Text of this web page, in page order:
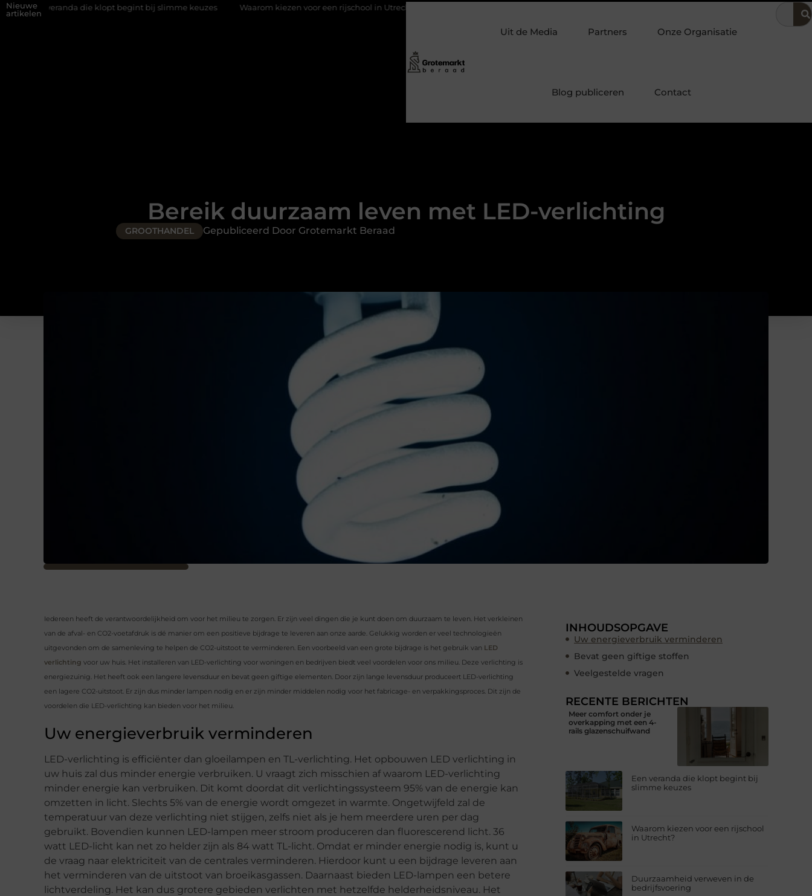
Nieuwe
artikelen
die klopt begint bij slimme keuzes Waarom kiezen voor een rijschool in Utrecht? Duurzaamheid verweven in de bedrijfsvoering
Uit de Media Partners Onze Organisatie
Blog publiceren Contact
Bereik duurzaam leven met LED-verlichting
GROOTHANDEL Gepubliceerd Door Grotemarkt Beraad
Iedereen heeft de verantwoordelijkheid om voor het milieu te zorgen. Er zijn veel dingen die je kunt doen om duurzaam te leven. Het verkleinen
van de afval- en CO2-voetafdruk is dé manier om een ​​positieve bijdrage te leveren aan onze aarde. Gelukkig worden er veel technologieën
uitgevonden om de samenleving te helpen de CO2-uitstoot te verminderen. Een voorbeeld van een grote bijdrage is het gebruik van LED
verlichting voor uw huis. Het installeren van LED-verlichting voor woningen en bedrijven biedt veel voordelen voor ons milieu. Deze verlichting is
energiezuinig. Het heeft ook een langere levensduur en bevat geen giftige elementen. Door zijn lange levensduur produceert LED-verlichting
een lagere CO2-uitstoot. Er zijn dus minder lampen nodig en er zijn minder middelen nodig voor het fabricage- en verpakkingsproces. Dit zijn de
voordelen die LED-verlichting kan bieden voor het milieu.
Uw energieverbruik verminderen
LED-verlichting is efficiënter dan gloeilampen en TL-verlichting. Het opbouwen LED verlichting in
uw huis zal dus minder energie verbruiken. U vraagt ​​zich misschien af ​​waarom LED-verlichting
minder energie kan verbruiken. Dit komt doordat dit verlichtingssysteem 95% van de energie kan
omzetten in licht. Slechts 5% van de energie wordt omgezet in warmte. Ongetwijfeld zal de
temperatuur van deze verlichting niet stijgen, zelfs niet als je hem meerdere uren per dag
gebruikt. Bovendien kunnen LED-lampen meer stroom produceren dan fluorescerend licht. 36
watt LED-licht kan net zo helder zijn als 84 watt TL-licht. Omdat er minder energie nodig is, kunt u
de vraag naar elektriciteit van de centrales verminderen. Hierdoor kunt u een bijdrage leveren aan
het verminderen van de uitstoot van broeikasgassen. Daarnaast bieden LED-lampen een betere
lichtverdeling. Het kan dus grotere gebieden verlichten met hetzelfde helderheidsniveau. Het
INHOUDSOPGAVE
Uw energieverbruik verminderen
Bevat geen giftige stoffen
Veelgestelde vragen
RECENTE BERICHTEN
Meer comfort onder je
overkapping met een 4-
rails glazenschuifwand
Een veranda die klopt begint bij
slimme keuzes
Waarom kiezen voor een rijschool
in Utrecht?
Duurzaamheid verweven in de
bedrijfsvoering